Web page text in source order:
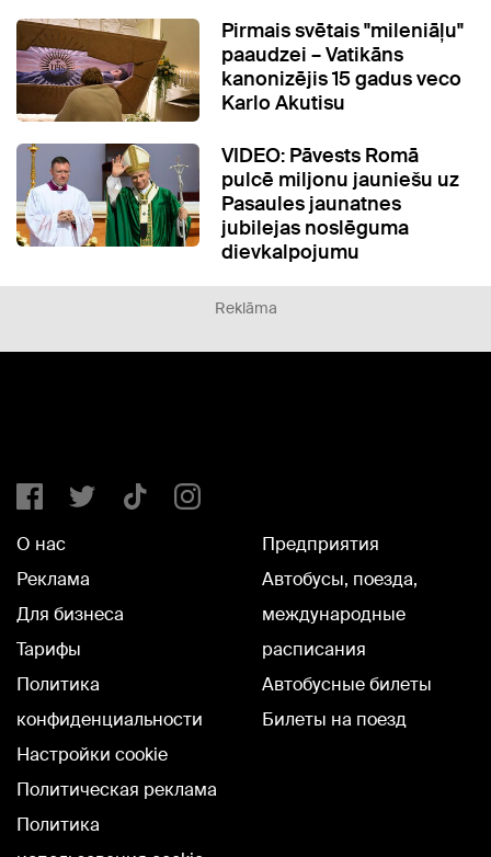
Pirmais svētais "mileniāļu"
paaudzei – Vatikāns
kanonizējis 15 gadus veco
Karlo Akutisu
VIDEO: Pāvests Romā
pulcē miljonu jauniešu uz
Pasaules jaunatnes
jubilejas noslēguma
dievkalpojumu
Reklāma
О нас
Реклама
Для бизнеса
Тарифы
Политика
конфиденциальности
Настройки cookie
Политическая реклама
Политика
Предприятия
Автобусы, поезда,
международные
расписания
Автобусные билеты
Билеты на поезд